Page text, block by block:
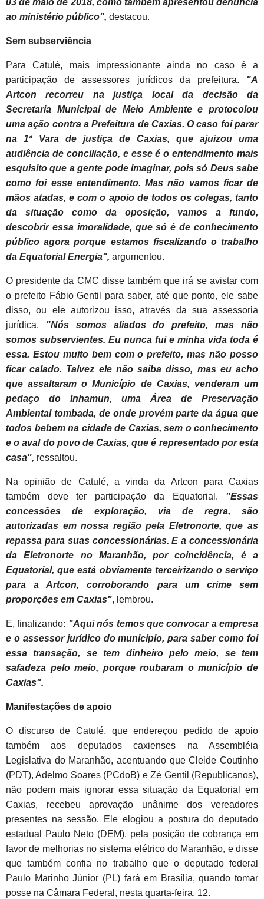
03 de maio de 2018, como também apresentou denúncia
ao ministério público", destacou.
Sem subserviência
Para Catulé, mais impressionante ainda no caso é a
participação de assessores jurídicos da prefeitura. "A
Artcon recorreu na justiça local da decisão da
Secretaria Municipal de Meio Ambiente e protocolou
uma ação contra a Prefeitura de Caxias. O caso foi parar
na 1ª Vara de justiça de Caxias, que ajuizou uma
audiência de conciliação, e esse é o entendimento mais
esquisito que a gente pode imaginar, pois só Deus sabe
como foi esse entendimento. Mas não vamos ficar de
mãos atadas, e com o apoio de todos os colegas, tanto
da situação como da oposição, vamos a fundo,
descobrir essa imoralidade, que só é de conhecimento
público agora porque estamos fiscalizando o trabalho
da Equatorial Energia", argumentou.
O presidente da CMC disse também que irá se avistar com
o prefeito Fábio Gentil para saber, até que ponto, ele sabe
disso, ou ele autorizou isso, através da sua assessoria
jurídica. "Nós somos aliados do prefeito, mas não
somos subservientes. Eu nunca fui e minha vida toda é
essa. Estou muito bem com o prefeito, mas não posso
ficar calado. Talvez ele não saiba disso, mas eu acho
que assaltaram o Município de Caxias, venderam um
pedaço do Inhamun, uma Área de Preservação
Ambiental tombada, de onde provém parte da água que
todos bebem na cidade de Caxias, sem o conhecimento
e o aval do povo de Caxias, que é representado por esta
casa", ressaltou.
Na opinião de Catulé, a vinda da Artcon para Caxias
também deve ter participação da Equatorial. "Essas
concessões de exploração, via de regra, são
autorizadas em nossa região pela Eletronorte, que as
repassa para suas concessionárias. E a concessionária
da Eletronorte no Maranhão, por coincidência, é a
Equatorial, que está obviamente terceirizando o serviço
para a Artcon, corroborando para um crime sem
proporções em Caxias", lembrou.
E, finalizando: "Aqui nós temos que convocar a empresa
e o assessor jurídico do município, para saber como foi
essa transação, se tem dinheiro pelo meio, se tem
safadeza pelo meio, porque roubaram o município de
Caxias".
Manifestações de apoio
O discurso de Catulé, que endereçou pedido de apoio
também aos deputados caxienses na Assembléia
Legislativa do Maranhão, acentuando que Cleide Coutinho
(PDT), Adelmo Soares (PCdoB) e Zé Gentil (Republicanos),
não podem mais ignorar essa situação da Equatorial em
Caxias, recebeu aprovação unânime dos vereadores
presentes na sessão. Ele elogiou a postura do deputado
estadual Paulo Neto (DEM), pela posição de cobrança em
favor de melhorias no sistema elétrico do Maranhão, e disse
que também confia no trabalho que o deputado federal
Paulo Marinho Júnior (PL) fará em Brasília, quando tomar
posse na Câmara Federal, nesta quarta-feira, 12.